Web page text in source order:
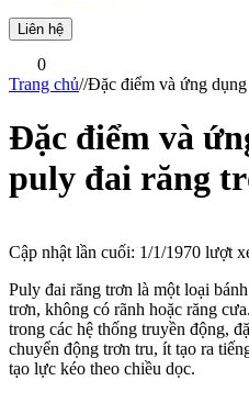
Liên hệ
0
Trang chủ//Đặc điểm và ứng
Đặc điểm và
puly đai răng
Cập nhật lần cuối: 1/1/1970 lượt
Puly đai răng trơn là một loại
trơn, không có rãnh hoặc răng
trong các hệ thống truyền động,
chuyển động trơn tru, ít tạo ra
tạo lực kéo theo chiều dọc.